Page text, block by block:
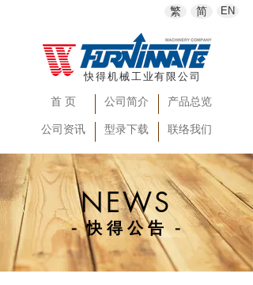
繁 简 EN
快得机械工业有限公司
首 页 公司简介
产品总览
公司资讯
型录下载 联络我们
NEWS
-快得公告 -